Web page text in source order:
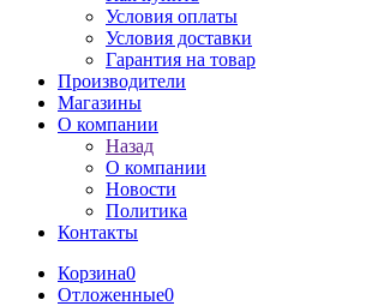
Условия оплаты
Условия доставки
Гарантия на товар
Производители
Магазины
О компании
Назад
О компании
Новости
Политика
Контакты
Корзина0
Отложенные0